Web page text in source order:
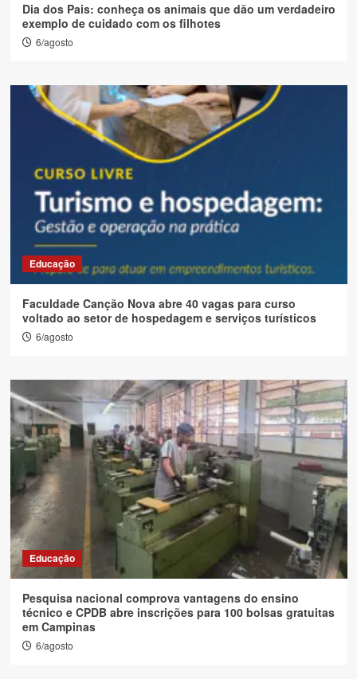
Dia dos Pais: conheça os animais que dão um verdadeiro
exemplo de cuidado com os filhotes
6/agosto
Educação
Faculdade Canção Nova abre 40 vagas para curso
voltado ao setor de hospedagem e serviços turísticos
6/agosto
Educação
Pesquisa nacional comprova vantagens do ensino
técnico e CPDB abre inscrições para 100 bolsas gratuitas
em Campinas
6/agosto